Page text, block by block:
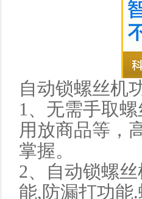
自动锁螺丝机
1、无需手取
用放商品等，
掌握。
2、自动锁螺
能,防漏打功能